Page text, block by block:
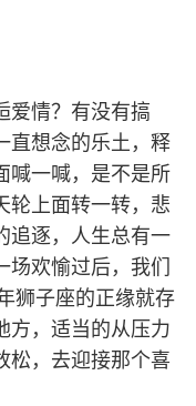
爱情？有没有搞
直想念的乐土，释
喊一喊，是不是所
轮上面转一转，悲
追逐，人生总有一
场欢愉过后，我们
狮子座的正缘就存
方，适当的从压力
松，去迎接那个喜